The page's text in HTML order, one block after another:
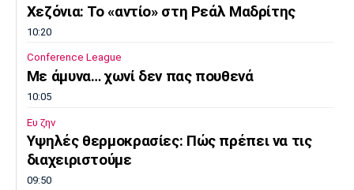
Χεζόνια: Το «αντίο» στη Ρεάλ Μαδρίτης
10:20
Conference League
Με άμυνα… χωνί δεν πας πουθενά
10:05
Ευ ζην
Υψηλές θερμοκρασίες: Πώς πρέπει να τις
διαχειριστούμε
09:50